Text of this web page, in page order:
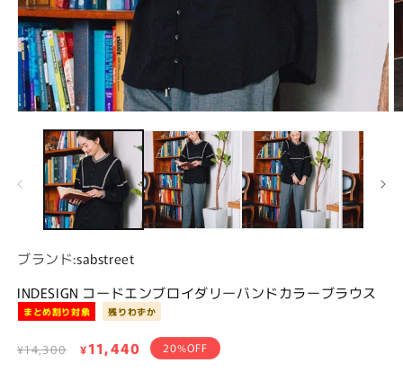
ブランド:sabstreet
INDESIGN コードエンブロイダリーバンドカラーブラウス
まとめ割り対象 残りわずか
通
¥14,300
セ
¥11,440 20%OFF